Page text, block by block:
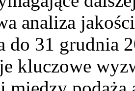
analiza
do 31 grudnia
kluczowe